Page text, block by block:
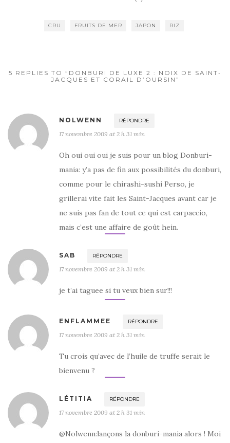
k
r er
CRU FRUITS DE MER JAPON RIZ
5 REPLIES TO “DONBURI DE LUXE 2 : NOIX DE SAINT-
JACQUES ET CORAIL D’OURSIN”
NOLWENN RÉPONDRE
17 novembre 2009 at 2 h 31 min
Oh oui oui oui je suis pour un blog Donburi-
mania: y’a pas de fin aux possibilités du donburi,
comme pour le chirashi-sushi Perso, je
grillerai vite fait les Saint-Jacques avant car je
ne suis pas fan de tout ce qui est carpaccio,
mais c’est une affaire de goût hein.
SAB RÉPONDRE
17 novembre 2009 at 2 h 31 min
je t’ai taguee si tu veux bien sur!!!
ENFLAMMEE RÉPONDRE
17 novembre 2009 at 2 h 31 min
Tu crois qu’avec de l’huile de truffe serait le
bienvenu ?
LÉTITIA RÉPONDRE
17 novembre 2009 at 2 h 31 min
@Nolwenn:lançons la donburi-mania alors ! Moi